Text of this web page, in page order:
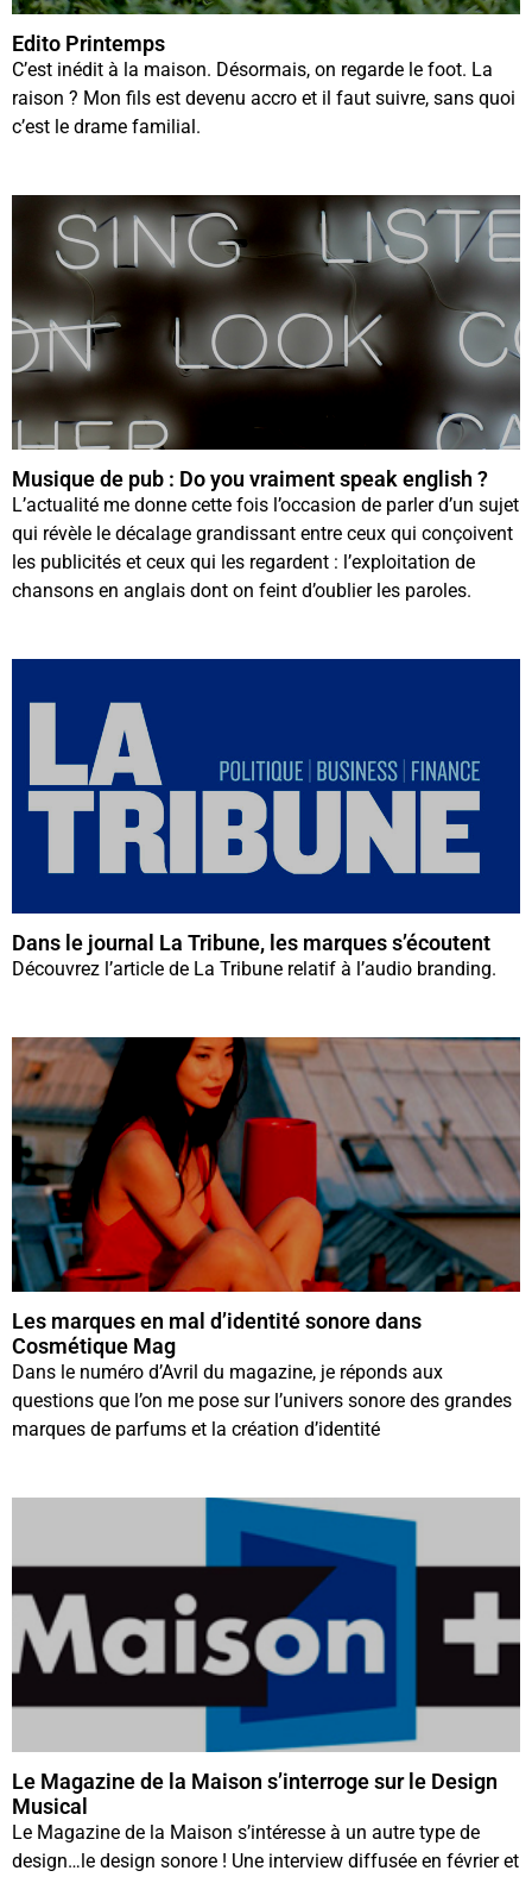
Edito Printemps
C’est inédit à la maison. Désormais, on regarde le foot. La
raison ? Mon fils est devenu accro et il faut suivre, sans quoi
c’est le drame familial.
Musique de pub : Do you vraiment speak english ?
L’actualité me donne cette fois l’occasion de parler d’un sujet
qui révèle le décalage grandissant entre ceux qui conçoivent
les publicités et ceux qui les regardent : l’exploitation de
chansons en anglais dont on feint d’oublier les paroles.
Dans le journal La Tribune, les marques s’écoutent
Découvrez l’article de La Tribune relatif à l’audio branding.
Les marques en mal d’identité sonore dans
Cosmétique Mag
Dans le numéro d’Avril du magazine, je réponds aux
questions que l’on me pose sur l’univers sonore des grandes
marques de parfums et la création d’identité
Le Magazine de la Maison s’interroge sur le Design
Musical
Le Magazine de la Maison s’intéresse à un autre type de
design…le design sonore ! Une interview diffusée en février et